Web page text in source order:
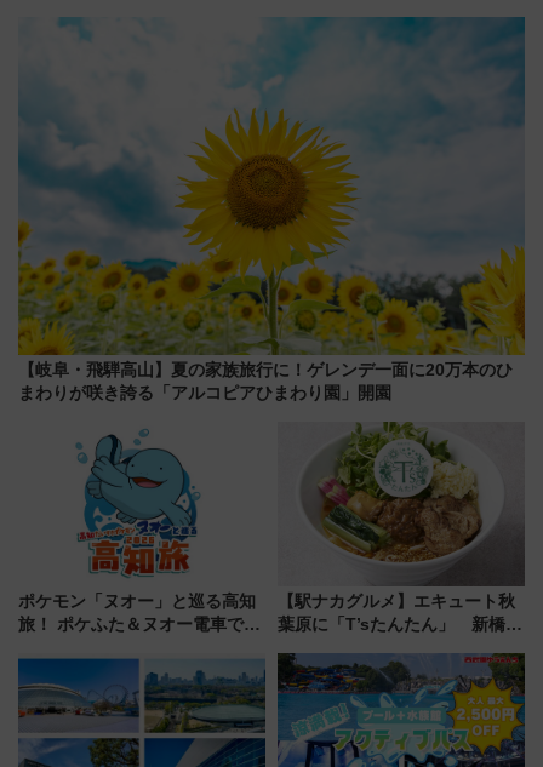
【岐阜・飛騨高山】夏の家族旅行に！ゲレンデ一面に20万本のひ
まわりが咲き誇る「アルコピアひまわり園」開園
ポケモン「ヌオー」と巡る高知
旅！ ポケふた＆ヌオー電車で楽
路の絶景と絶品グルメを満喫！
（7月18日スタート）
【駅ナカグルメ】エキュート秋
葉原に「T’sたんたん」 新橋に
饅」、オムライス専門店「肉と
たまご」新グルメ続々登場！
【2026年8月】